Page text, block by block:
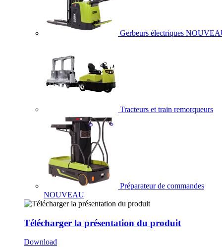
Gerbeurs électriques
Tracteurs et train remorqueurs
Préparateur de commandes
NOUVEAU
Télécharger la présentation du produit
Download